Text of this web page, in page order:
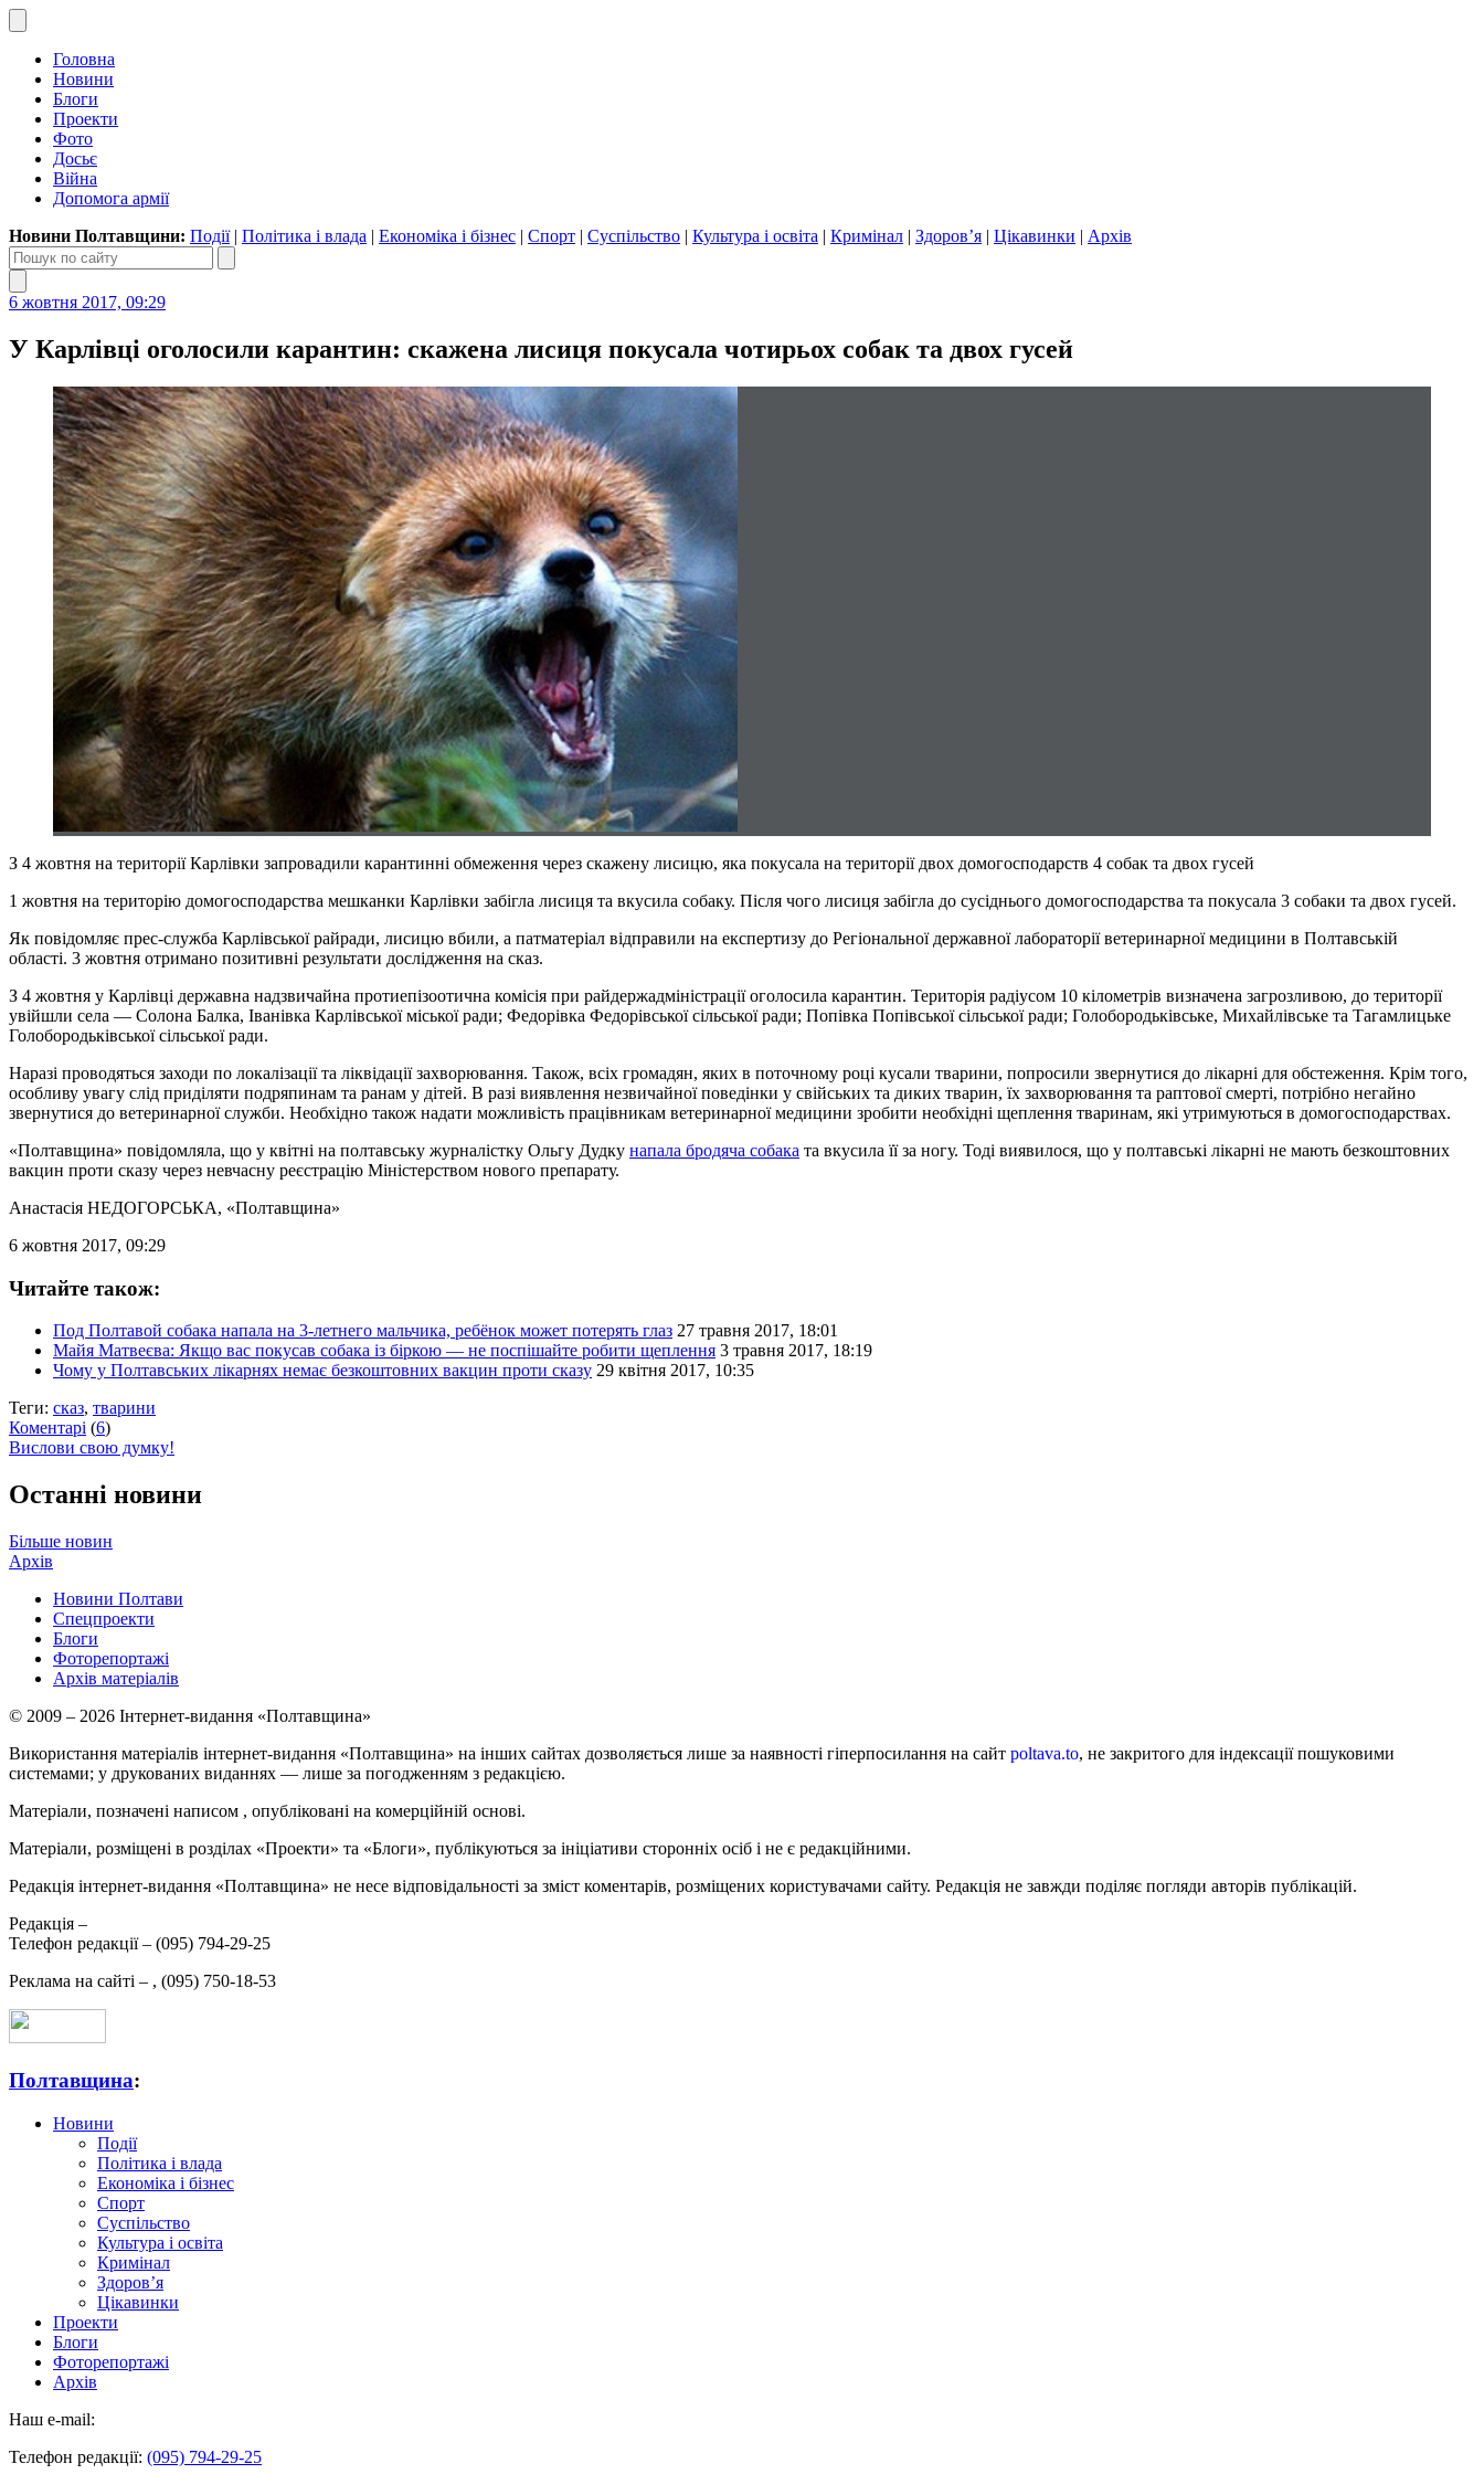
Головна
Новини
Блоги
Проекти
Фото
Досьє
Війна
Допомога армії
Новини Полтавщини: Події| Політика і влада | Економіка і бізнес | Спорт | Суспільство | Культура і освіта | Кримінал | Здоров’я | Цікавинки | Архів
6 жовтня 2017, 09:29
У Карлівці оголосили карантин: скажена лисиця покусала чотирьох собак та двох гусей
З 4 жовтня на території Карлівки запровадили карантинні обмеження через скажену лисицю, яка покусала на території двох домогосподарств 4 собак та двох гусей
1 жовтня на територію домогосподарства мешканки Карлівки забігла лисиця та вкусила собаку. Після чого лисиця забігла до сусіднього домогосподарства та покусала 3 собаки та двох гусей.
Як повідомляє прес-служба Карлівської райради, лисицю вбили, а патматеріал відправили на експертизу до Регіональної державної лабораторії ветеринарної медицини в Полтавській
області. 3 жовтня отримано позитивні результати дослідження на сказ.
З 4 жовтня у Карлівці державна надзвичайна протиепізоотична комісія при райдержадміністрації оголосила карантин. Територія радіусом 10 кілометрів визначена загрозливою, до території
увійшли села — Солона Балка, Іванівка Карлівської міської ради; Федорівка Федорівської сільської ради; Попівка Попівської сільської ради; Голобородьківське, Михайлівське та Тагамлицьке
Голобородьківської сільської ради.
Наразі проводяться заходи по локалізації та ліквідації захворювання. Також, всіх громадян, яких в поточному році кусали тварини, попросили звернутися до лікарні для обстеження. Крім того,
особливу увагу слід приділяти подряпинам та ранам у дітей. В разі виявлення незвичайної поведінки у свійських та диких тварин, їх захворювання та раптової смерті, потрібно негайно
звернутися до ветеринарної служби. Необхідно також надати можливість працівникам ветеринарної медицини зробити необхідні щеплення тваринам, які утримуються в домогосподарствах.
«Полтавщина» повідомляла, що у квітні на полтавську журналістку Ольгу Дудку напала бродяча собака та вкусила її за ногу. Тоді виявилося, що у полтавські лікарні не мають безкоштовних
вакцин проти сказу через невчасну реєстрацію Міністерством нового препарату.
Анастасія НЕДОГОРСЬКА, «Полтавщина»
6 жовтня 2017, 09:29
Читайте також:
Под Полтавой собака напала на 3-летнего мальчика, ребёнок может потерять глаз 27 травня 2017, 18:01
Майя Матвеєва: Якщо вас покусав собака із біркою — не поспішайте робити щеплення 3 травня 2017, 18:19
Чому у Полтавських лікарнях немає безкоштовних вакцин проти сказу 29 квітня 2017, 10:35
Теги: сказ, тварини
Коментарі (6)
Вислови свою думку!
Останні новини
Більше новин
Архів
Новини Полтави
Спецпроекти
Блоги
Фоторепортажі
Архів матеріалів
© 2009 – 2026 Інтернет-видання «Полтавщина»
Використання матеріалів інтернет-видання «Полтавщина» на інших сайтах дозволяється лише за наявності гіперпосилання на сайт poltava.to, не закритого для індексації пошуковими
системами; у друкованих виданнях — лише за погодженням з редакцією.
Матеріали, позначені написом , опубліковані на комерційній основі.
Матеріали, розміщені в розділах «Проекти» та «Блоги», публікуються за ініціативи сторонніх осіб і не є редакційними.
Редакція інтернет-видання «Полтавщина» не несе відповідальності за зміст коментарів, розміщених користувачами сайту. Редакція не завжди поділяє погляди авторів публікацій.
Редакція –
Телефон редакції – (095) 794-29-25
Реклама на сайті – , (095) 750-18-53
Полтавщина:
Новини
Події
Політика і влада
Економіка і бізнес
Спорт
Суспільство
Культура і освіта
Кримінал
Здоров’я
Цікавинки
Проекти
Блоги
Фоторепортажі
Архів
Наш e-mail:
Телефон редакції: (095) 794-29-25